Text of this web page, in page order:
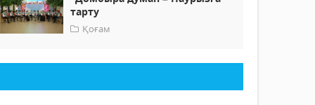
тарту
Қоғам